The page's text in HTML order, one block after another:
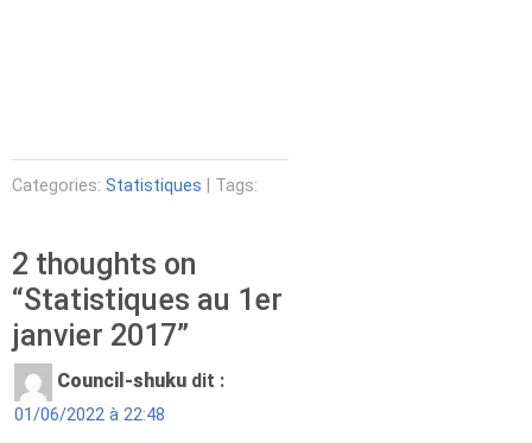
Categories: Statistiques | Tags:
2 thoughts on
“Statistiques au 1er
janvier 2017”
Council-shuku dit :
01/06/2022 à 22:48